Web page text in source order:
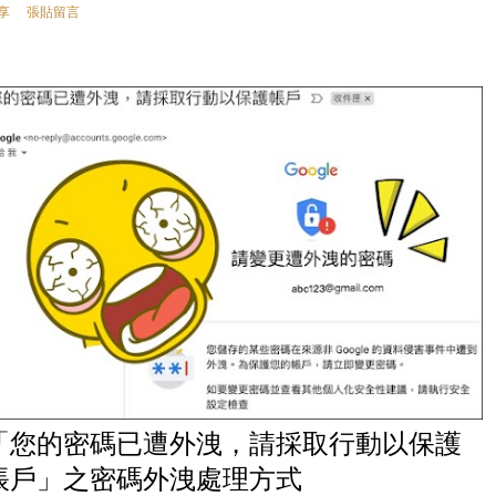
張貼留言
您的密碼已遭外洩，請採取行動以保護
戶」之密碼外洩處理方式